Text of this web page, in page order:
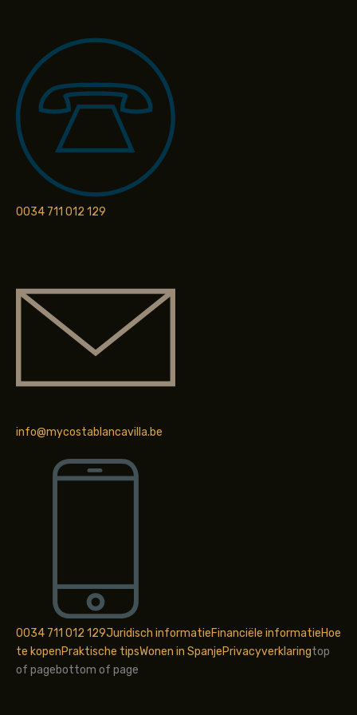
0034 711 012 129
info@mycostablancavilla.be
0034 711 012 129Juridisch informatieFinanciële informatieHoe
te kopenPraktische tipsWonen in SpanjePrivacyverklaringtop
of pagebottom of page